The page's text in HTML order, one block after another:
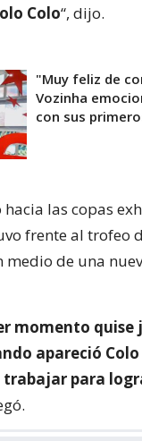
Colo“, dijo.
"Muy feliz de
Vozinha
con sus
las copas
frente al trofeo
medio de una
momento quise
apareció
trabajar para